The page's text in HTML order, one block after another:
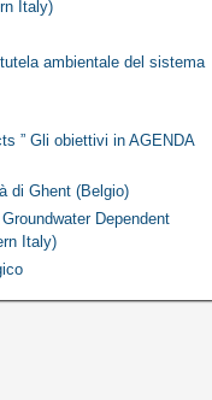
Italy)
ambientale del sistema
” Gli obiettivi in AGENDA
di Ghent (Belgio)
Dependent
Italy)